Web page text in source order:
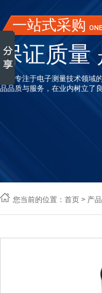
一站式采购
保证质量
一直专注于电子测量技术领
品品质与服务，在业内树立了
您当前的位置： 首页 > 产